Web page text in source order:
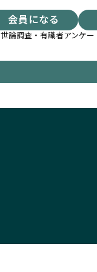
会員になる
世論調査・有識者アンケー